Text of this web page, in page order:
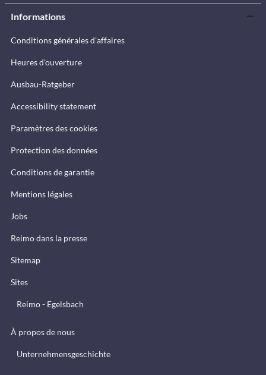
Informations
Conditions générales d'affaires
Heures d'ouverture
Ausbau-Ratgeber
Accessibility statement
Paramètres des cookies
Protection des données
Conditions de garantie
Mentions légales
Jobs
Reimo dans la presse
Sitemap
Sites
Reimo - Egelsbach
À propos de nous
Unternehmensgeschichte